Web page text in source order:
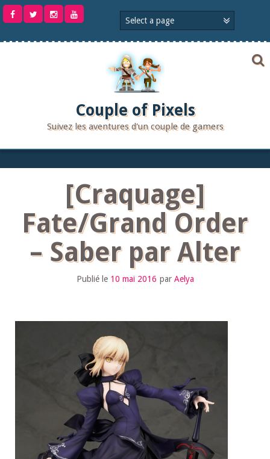
Aller
Couple of Pixels
Suivez les aventures d'un couple de gamers
[Craquage]
Fate/Grand Order
– Saber par Alter
Publié le 10 mai 2016 par Aelya